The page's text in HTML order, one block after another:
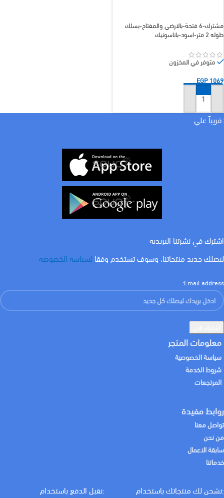
مشترك-6 فتحة-بالارضي والمفتاح-بسلك
طوله 2 متر-اسود-باناسونيك
متوفر في المخزون
EGP1069
إضافة إلى السلة
:قريباً علي
اشترك في نشرتنا البريدية
ليصلك جديد منتجاتنا، وسوف تستخدم وفقا لسياسة الخصوصة
Email address:
معلومات المتجر
سياسة الخصوصية
شروط الخدمة
المرتجعات
روابط مفيدة
تواصل معنا
من نحن
سابقة الاعمال
خدماتنا
:نقبل الدفع باستخدام :نشحن لك منتجاتك باستخدام